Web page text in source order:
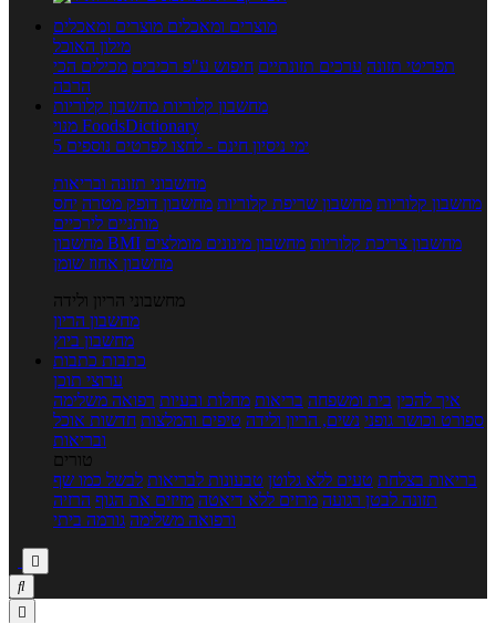
מוצרים ומאכלים מוצרים ומאכלים
מילון האוכל
תפריטי תזונה ערכים תזונתיים חיפוש ע"פ רכיבים מכילים הכי
הרבה
מחשבון קלוריות מחשבון קלוריות
מנוי FoodsDictionary
5 ימי ניסיון חינם - לחצו לפרטים נוספים
מחשבוני תזונה ובריאות
מחשבון קלוריות מחשבון שריפת קלוריות מחשבון דופק מטרה יחס
מותניים לירכיים
מחשבון BMI
מחשבון צריכת קלוריות מחשבון מינונים מומלצים
מחשבון אחוז שומן
מחשבוני הריון ולידה
מחשבון הריון
מחשבון ביוץ
כתבות כתבות
ערוצי תוכן
איך להכין בית ומשפחה בריאות מחלות ובעיות רפואה משלימה
ספורט וכושר גופני נשים, הריון ולידה טיפים והמלצות חדשות אוכל
ובריאות
טורים
בריאות בצלחת טעים ללא גלוטן טבעונות לבריאות לבשל כמו שף
תזונה לבטן רגועה מרזים ללא דיאטה מזיזים את הגוף הרזיה
ורפואה משלימה גורמה ביתי


